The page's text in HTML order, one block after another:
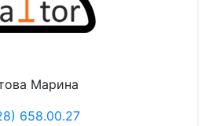
Марина
658.00.27